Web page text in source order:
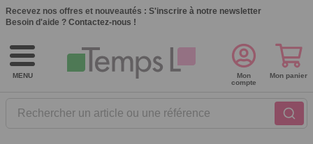
Recevez nos offres et nouveautés : S'inscrire à notre newsletter
Besoin d'aide ? Contactez-nous !
MENU
Rechercher un article ou une référence
Mon
compte
Mon panier